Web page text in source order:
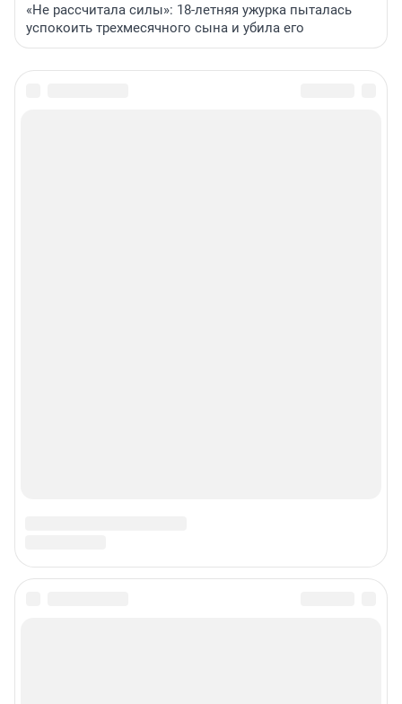
«Не рассчитала силы»: 18-летняя ужурка пыталась
успокоить трехмесячного сына и убила его